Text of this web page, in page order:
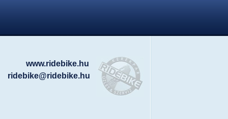
www.ridebike.hu
ridebike@ridebike.hu